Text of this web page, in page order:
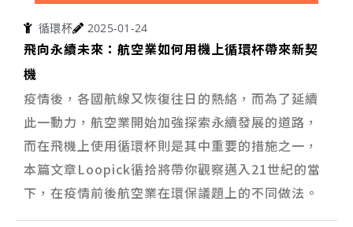
循環杯 2025-01-24
飛向永續未來：航空業如何用機上循環杯帶來新契
機
疫情後，各國航線又恢復往日的熱絡，而為了延續
此一動力，航空業開始加強探索永續發展的道路，
而在飛機上使用循環杯則是其中重要的措施之一，
本篇文章Loopick循拾將帶你觀察邁入21世紀的當
下，在疫情前後航空業在環保議題上的不同做法。